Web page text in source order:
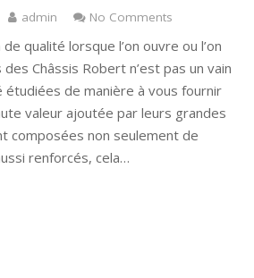
admin No Comments
qualité lorsque l’on ouvre ou l’on
Châssis Robert n’est pas un vain
de manière à vous fournir
valeur ajoutée par leurs grandes
composées non seulement de
renforcés, cela…